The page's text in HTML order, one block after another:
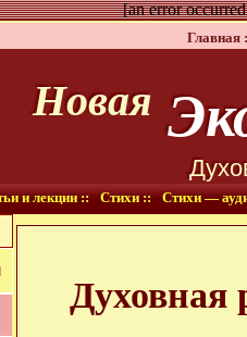
[an error
Главная
Новая
и лекции :: Стихи :: Стихи —
Духовная